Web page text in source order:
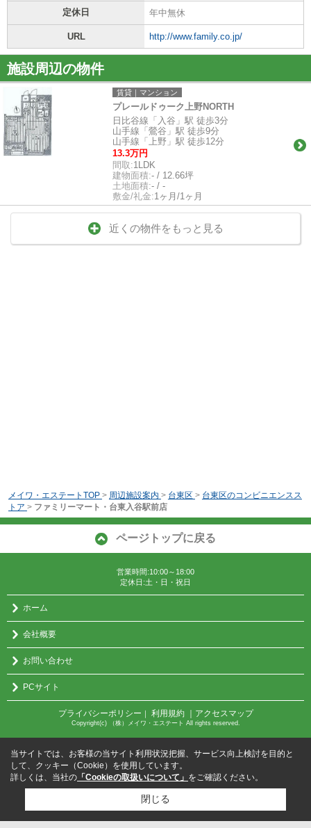
定休日 年中無休
URL http://www.family.co.jp/
施設周辺の物件
賃貸｜マンション
プレールドゥーク上野NORTH
日比谷線「入谷」駅 徒歩3分
山手線「鶯谷」駅 徒歩9分
山手線「上野」駅 徒歩12分
13.3万円
間取:1LDK
建物面積:- / 12.66坪
土地面積:- / -
敷金/礼金:1ヶ月/1ヶ月
近くの物件をもっと見る
メイワ・エステートTOP > 周辺施設案内 > 台東区 > 台東区のコンビニエンスス
トア > ファミリーマート・台東入谷駅前店
ページトップに戻る
営業時間:10:00～18:00
定休日:土・日・祝日
ホーム
会社概要
お問い合わせ
PCサイト
プライバシーポリシー ｜ 利用規約 ｜アクセスマップ
Copyright(c) （株）メイワ・エステート All rights reserved.
当サイトでは、お客様の当サイト利用状況把握、サービス向上検討を目的と
して、クッキー（Cookie）を使用しています。
詳しくは、当社の 「Cookieの取扱いについて」 をご確認ください。
閉じる